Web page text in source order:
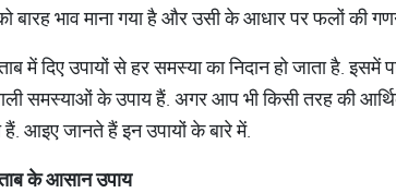
बारह भाव माना गया है और उसी के आधार पर फलों की
में दिए उपायों से हर समस्या का निदान हो जाता है. इसमें
समस्याओं के उपाय हैं. अगर आप भी किसी तरह की
आइए जानते हैं इन उपायों के बारे में.
के आसान उपाय